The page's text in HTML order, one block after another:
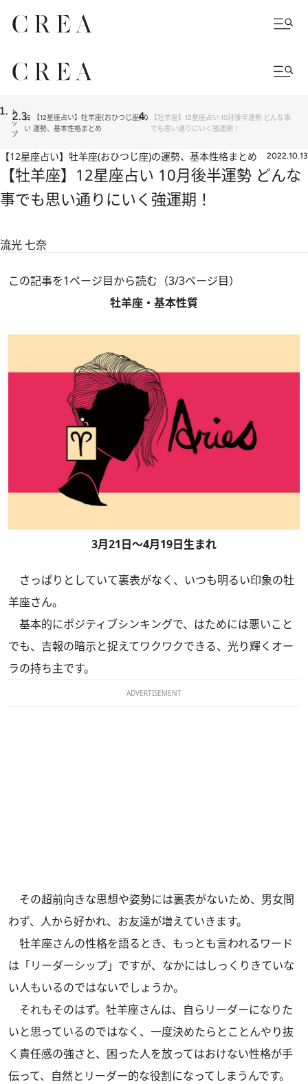
ト
ッ
プ
占
い
【12星座占い】牡羊座(おひつじ座)の
運勢、基本性格まとめ
【牡羊座】12星座占い 10月後半運勢 どんな事
でも思い通りにいく強運期！
【12星座占い】牡羊座(おひつじ座)の運勢、基本性格まとめ 2022.10.13
【牡羊座】12星座占い 10月後半運勢 どんな
事でも思い通りにいく強運期！
流光 七奈
この記事を1ページ目から読む（3/3ページ目）
牡羊座・基本性質
3月21日～4月19日生まれ
さっぱりとしていて裏表がなく、いつも明るい印象の牡
羊座さん。
基本的にポジティブシンキングで、はためには悪いこと
でも、吉報の暗示と捉えてワクワクできる、光り輝くオー
ラの持ち主です。
ADVERTISEMENT
その超前向きな思想や姿勢には裏表がないため、男女問
わず、人から好かれ、お友達が増えていきます。
牡羊座さんの性格を語るとき、もっとも言われるワード
は「リーダーシップ」ですが、なかにはしっくりきていな
い人もいるのではないでしょうか。
それもそのはず。牡羊座さんは、自らリーダーになりた
いと思っているのではなく、一度決めたらとことんやり抜
く責任感の強さと、困った人を放ってはおけない性格が手
伝って、自然とリーダー的な役割になってしまうんです。